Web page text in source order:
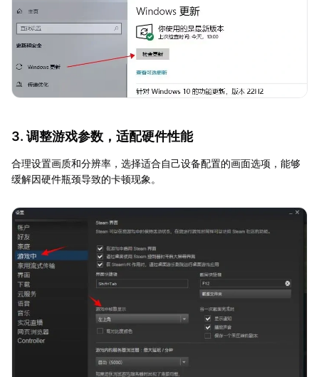
3. 调整游戏参数，适配硬件性能
合理设置画质和分辨率，选择适合自己设备配置的画面选项，能够
缓解因硬件瓶颈导致的卡顿现象。